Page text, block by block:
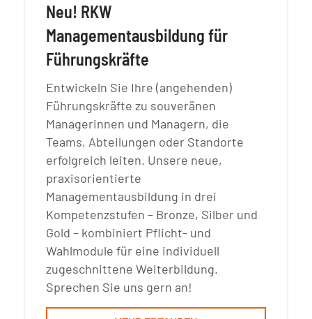
Neu! RKW
Managementausbildung für
Führungskräfte
Entwickeln Sie Ihre (angehenden)
Führungskräfte zu souveränen
Managerinnen und Managern, die
Teams, Abteilungen oder Standorte
erfolgreich leiten. Unsere neue,
praxisorientierte
Managementausbildung in drei
Kompetenzstufen – Bronze, Silber und
Gold – kombiniert Pflicht- und
Wahlmodule für eine individuell
zugeschnittene Weiterbildung.
Sprechen Sie uns gern an!